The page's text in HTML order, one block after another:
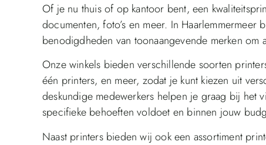
Of je nu thuis of op kantoor bent, een
documenten, foto’s en meer. In
benodigdheden van toonaangevende merken
Onze winkels bieden verschillende soorten
één printers, en meer, zodat je kunt kiezen uit
deskundige medewerkers helpen je graag bij het
specifieke behoeften voldoet en binnen jouw
Naast printers bieden wij ook een assortiment